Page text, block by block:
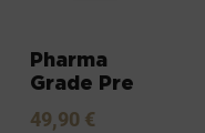
Pharma
Grade Pre
49,90 €